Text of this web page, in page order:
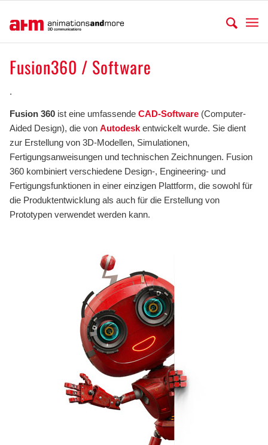
Fusion360 / Software
.
Fusion 360ist eine umfassende CAD-Software(Computer-
Aided Design), die von Autodesk entwickelt wurde. Sie dient
zur Erstellung von 3D-Modellen, Simulationen,
Fertigungsanweisungen und technischen Zeichnungen. Fusion
360 kombiniert verschiedene Design-, Engineering- und
Fertigungsfunktionen in einer einzigen Plattform, die sowohl für
die Produktentwicklung als auch für die Erstellung von
Prototypen verwendet werden kann.